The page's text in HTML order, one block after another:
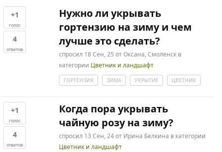
+1
голос
4
ответов
Нужно ли укрывать
гортензию на зиму и чем
лучше это сделать?
спросил 18 Сен, 25 отОксана, Смоленск в
категории Цветник и ландшафт
ГОРТЕНЗИЯ ЗИМА УКРЫТИЕ ЦВЕТНИК
+1
голос
4
ответов
Когда пора укрывать
чайную розу на зиму?
спросил 13 Сен, 24 от Ирина Белкина в категории
Цветник и ландшафт